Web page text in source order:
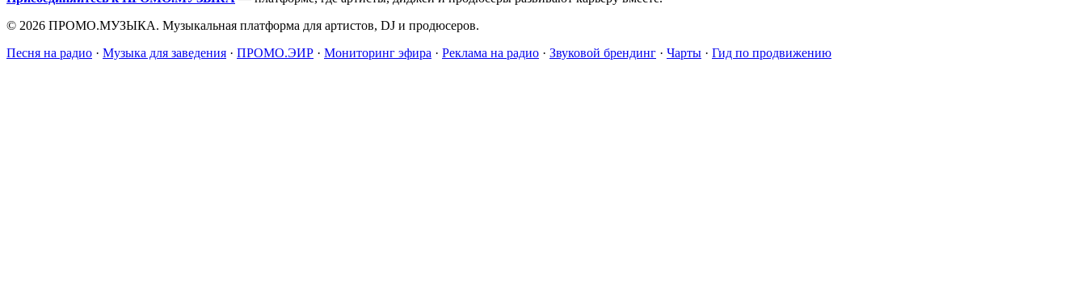
© 2026 ПРОМО.МУЗЫКА. Музыкальная платформа для артистов, DJ и продюсеров.
Песня на радио · Музыка для заведения · ПРОМО.ЭИР · Мониторинг эфира · Реклама на радио · Звуковой брендинг · Чарты · Гид по продвижению